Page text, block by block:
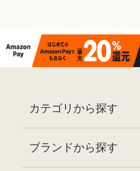
カテゴリから探す
ブランドから探す